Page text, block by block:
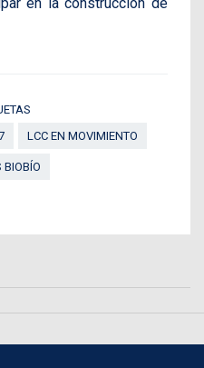
en la construcción de
LCC EN MOVIMIENTO
BIOBÍO